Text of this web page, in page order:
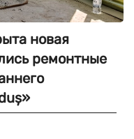
новая
ремонтные